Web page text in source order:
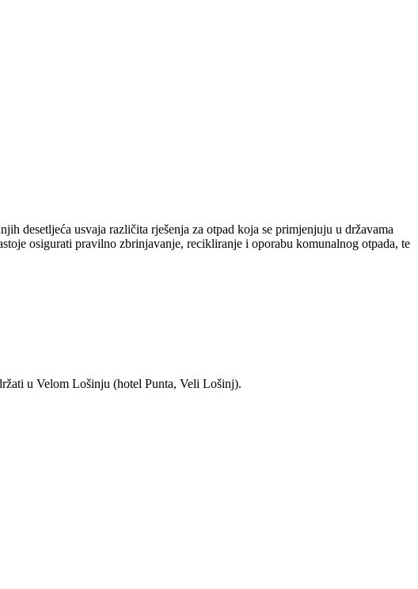
desetljeća usvaja različita rješenja za otpad koja se primjenjuju u državama
osigurati pravilno zbrinjavanje, recikliranje i oporabu komunalnog otpada, te
u Velom Lošinju (hotel Punta, Veli Lošinj).